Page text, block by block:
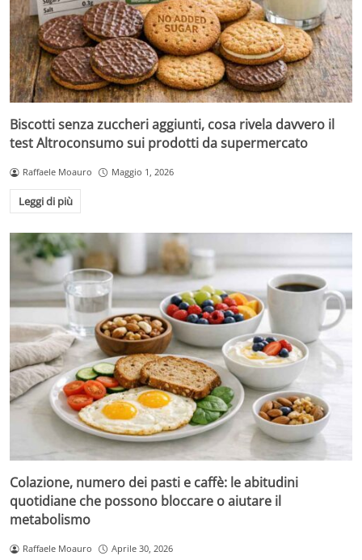
Biscotti senza zuccheri aggiunti, cosa rivela davvero il
test Altroconsumo sui prodotti da supermercato
Raffaele Moauro Maggio 1, 2026
Leggi di più
Colazione, numero dei pasti e caffè: le abitudini
quotidiane che possono bloccare o aiutare il
metabolismo
Raffaele Moauro Aprile 30, 2026